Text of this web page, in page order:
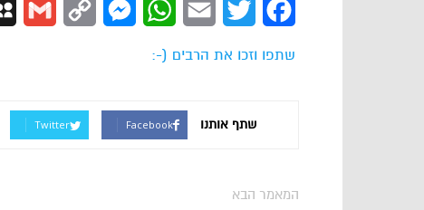
Facebook
Twitter
Email
WhatsApp
Messenger
Copy
שתפו וזכו את הרבים (-:
שתף אותנו Facebook
Twitter
המאמר הבא